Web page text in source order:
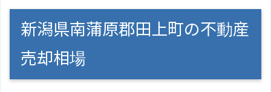
新潟県南蒲原郡田上町の不動産
売却相場